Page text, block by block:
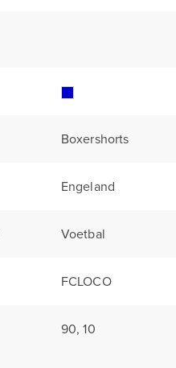
Boxershorts
Engeland
Voetbal
FCLOCO
90, 10